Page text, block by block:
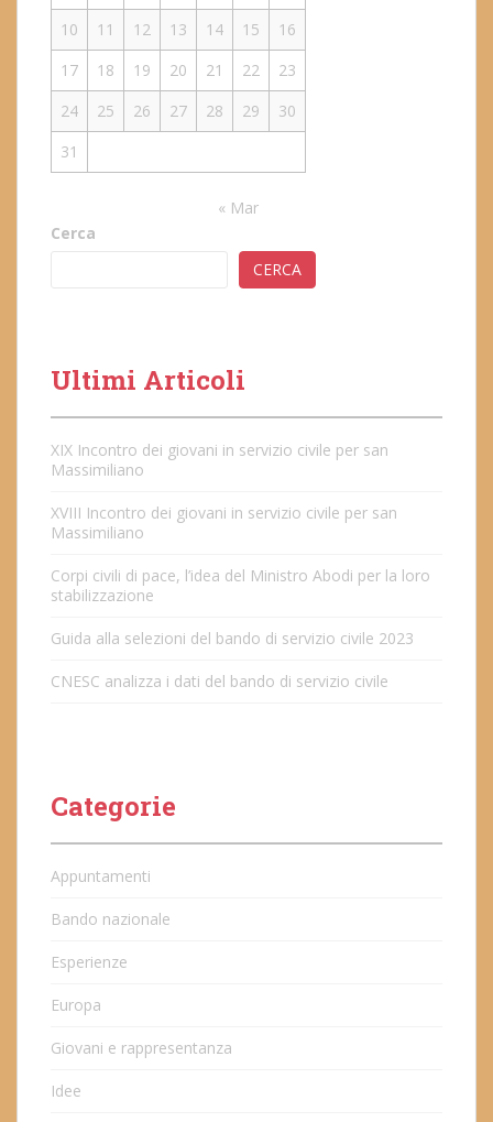
10 11 12 13 14 15
16
17
18 19 20 21 22
23
24
25 26 27 28 29
30
31
« Mar
Cerca
CERCA
Ultimi Articoli
XIX Incontro dei giovani in servizio civile per san
Massimiliano
XVIII Incontro dei giovani in servizio civile per san
Massimiliano
Corpi civili di pace, l’idea del Ministro Abodi per la loro
stabilizzazione
Guida alla selezioni del bando di servizio civile 2023
CNESC analizza i dati del bando di servizio civile
Categorie
Appuntamenti
Bando nazionale
Esperienze
Europa
Giovani e rappresentanza
Idee